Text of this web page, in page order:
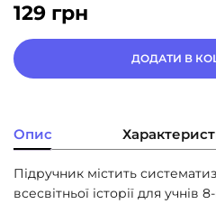
129 грн
ДОДАТИ В
Опис
Підручник містить
всесвітньої історії для учнів